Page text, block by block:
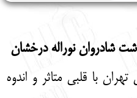
شادروان نوراله درخشان
با قلبی متاثر و اندوه